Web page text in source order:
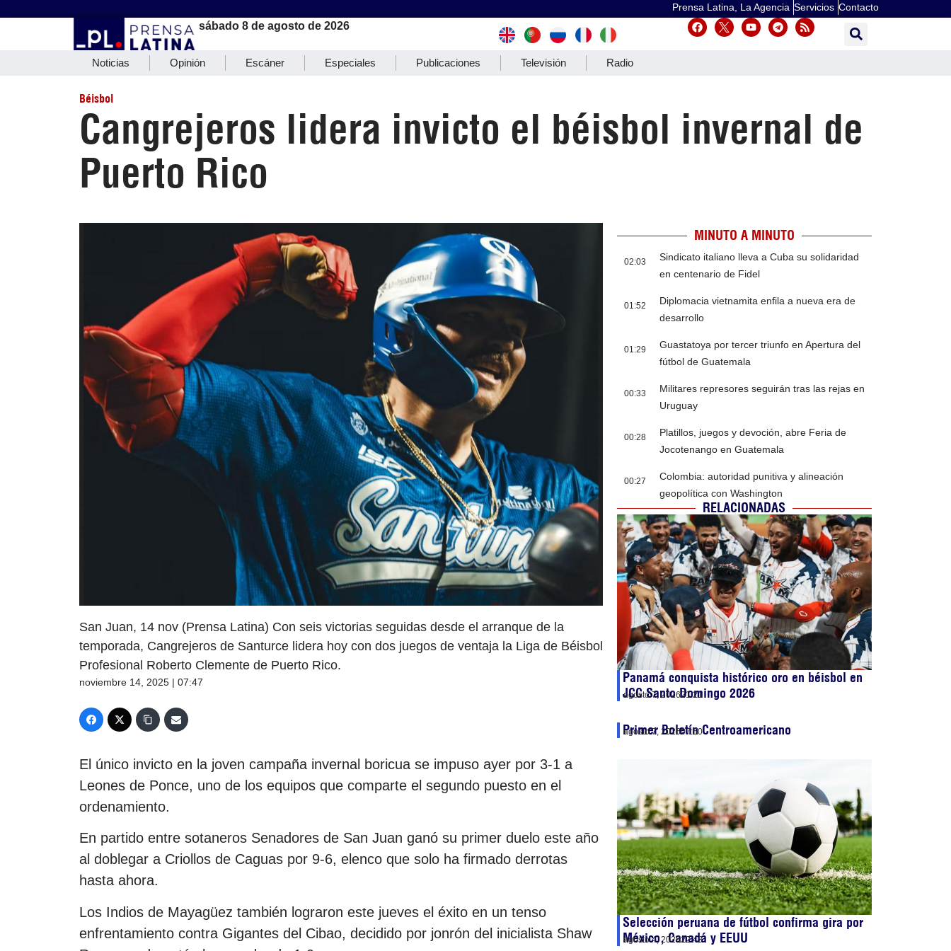
Prensa Latina, La Agencia Servicios Contacto
sábado 8 de agosto de 2026
Noticias Opinión Escáner Especiales Publicaciones Televisión Radio
Béisbol
Cangrejeros lidera invicto el béisbol invernal de
Puerto Rico
San Juan, 14 nov (Prensa Latina) Con seis victorias seguidas desde el arranque de la
temporada, Cangrejeros de Santurce lidera hoy con dos juegos de ventaja la Liga de Béisbol
Profesional Roberto Clemente de Puerto Rico.
noviembre 14, 2025 | 07:47
El único invicto en la joven campaña invernal boricua se impuso ayer por 3-1 a
Leones de Ponce, uno de los equipos que comparte el segundo puesto en el
ordenamiento.
En partido entre sotaneros Senadores de San Juan ganó su primer duelo este año
al doblegar a Criollos de Caguas por 9-6, elenco que solo ha firmado derrotas
hasta ahora.
Los Indios de Mayagüez también lograron este jueves el éxito en un tenso
enfrentamiento contra Gigantes del Cibao, decidido por jonrón del inicialista Shaw
MINUTO A MINUTO
02:03
Sindicato italiano lleva a Cuba su solidaridad
en centenario de Fidel
01:52
Diplomacia vietnamita enfila a nueva era de
desarrollo
01:29
Guastatoya por tercer triunfo en Apertura del
fútbol de Guatemala
00:33
Militares represores seguirán tras las rejas en
Uruguay
00:28
Platillos, juegos y devoción, abre Feria de
Jocotenango en Guatemala
00:27
Colombia: autoridad punitiva y alineación
geopolítica con Washington
RELACIONADAS
Panamá conquista histórico oro en béisbol en
JCC Santo Domingo 2026
agosto 7, 202621:21
Primer Boletín Centroamericano
agosto 7, 202607:50
Selección peruana de fútbol confirma gira por
México, Canadá y EEUU
agosto 4, 202622:48